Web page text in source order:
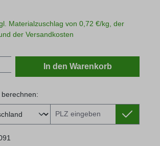
Materialzuschlag von 0,72 €/kg, der
der Versandkosten
Gib den gewünschten
In den Warenkorb